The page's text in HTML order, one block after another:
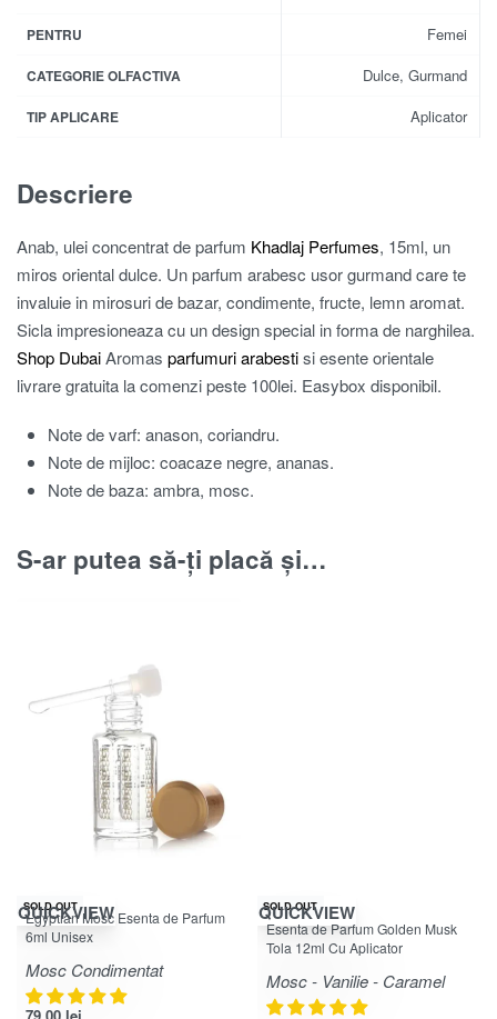
PENTRU Femei
CATEGORIE OLFACTIVA Dulce, Gurmand
TIP APLICARE Aplicator
Descriere
Anab, ulei concentrat de parfum Khadlaj Perfumes, 15ml, un
miros oriental dulce. Un parfum arabesc usor gurmand care te
invaluie in mirosuri de bazar, condimente, fructe, lemn aromat.
Sicla impresioneaza cu un design special in forma de narghilea.
Shop DubaiAromas parfumuri arabestisi esente orientale
livrare gratuita la comenzi peste 100lei. Easybox disponibil.
Note de varf: anason, coriandru.
Note de mijloc: coacaze negre, ananas.
Note de baza: ambra, mosc.
S-ar putea să-ți placă și…
SOLD OUT
QUICKVIEW
Egyptian Mosc Esenta de Parfum
6ml Unisex
Mosc Condimentat
SOLD OUT
QUICKVIEW
Evaluat la5.00din 5
Esenta de Parfum Golden Musk
Tola 12ml Cu Aplicator
Mosc - Vanilie - Caramel